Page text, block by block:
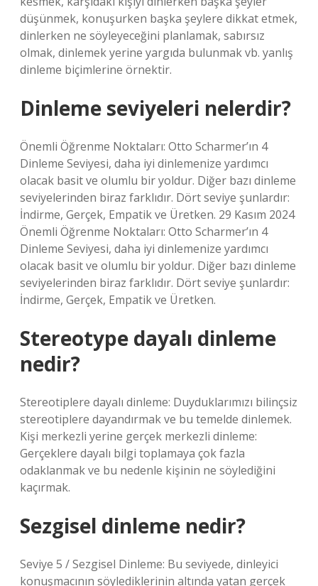
düşünmek, konuşurken başka şeylere dikkat etmek,
dinlerken ne söyleyeceğini planlamak, sabırsız
olmak, dinlemek yerine yargıda bulunmak vb. yanlış
dinleme biçimlerine örnektir.
Dinleme seviyeleri nelerdir?
Önemli Öğrenme Noktaları: Otto Scharmer’ın 4
Dinleme Seviyesi, daha iyi dinlemenize yardımcı
olacak basit ve olumlu bir yoldur. Diğer bazı dinleme
seviyelerinden biraz farklıdır. Dört seviye şunlardır:
İndirme, Gerçek, Empatik ve Üretken. 29 Kasım 2024
Önemli Öğrenme Noktaları: Otto Scharmer’ın 4
Dinleme Seviyesi, daha iyi dinlemenize yardımcı
olacak basit ve olumlu bir yoldur. Diğer bazı dinleme
seviyelerinden biraz farklıdır. Dört seviye şunlardır:
İndirme, Gerçek, Empatik ve Üretken.
Stereotype dayalı dinleme
nedir?
Stereotiplere dayalı dinleme: Duyduklarımızı bilinçsiz
stereotiplere dayandırmak ve bu temelde dinlemek.
Kişi merkezli yerine gerçek merkezli dinleme:
Gerçeklere dayalı bilgi toplamaya çok fazla
odaklanmak ve bu nedenle kişinin ne söylediğini
kaçırmak.
Sezgisel dinleme nedir?
Seviye 5 / Sezgisel Dinleme: Bu seviyede, dinleyici
konuşmacının söylediklerinin altında yatan gerçek